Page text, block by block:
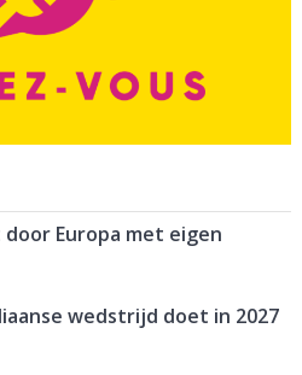
Europa met eigen
wedstrijd doet in 2027